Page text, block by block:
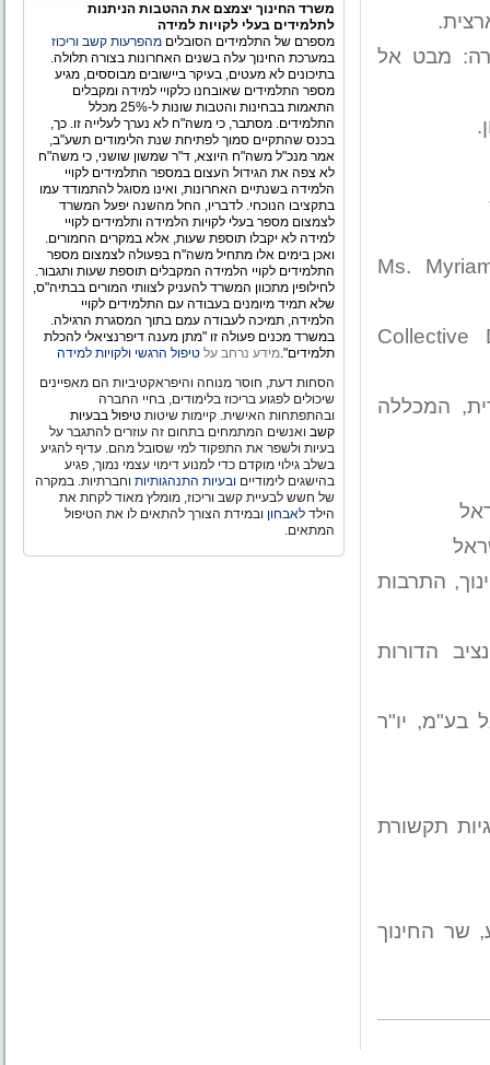
מבט אל
Ms.
Collective
המכללה
התרבות
הדורות
בע"מ, יו"ר
תקשורת
שר החינוך
משרד החינוך יצמצם את ההטבות הניתנות
לתלמידים בעלי לקויות למידה
מספרם של התלמידים הסובלים מהפרעות קשב וריכוז
במערכת החינוך עלה בשנים האחרונות בצורה תלולה.
בתיכונים לא מעטים, בעיקר ביישובים מבוססים, מגיע
מספר התלמידים שאובחנו כלקויי למידה ומקבלים
התאמות בבחינות והטבות שונות ל-25% מכלל
התלמידים. מסתבר, כי משה"ח לא נערך לעלייה זו. כך,
בכנס שהתקיים סמוך לפתיחת שנת הלימודים תשע"ב,
אמר מנכ"ל משה"ח היוצא, ד"ר שמשון שושני, כי משה"ח
לא צפה את הגידול העצום במספר התלמידים לקויי
הלמידה בשנתיים האחרונות, ואינו מסוגל להתמודד עמו
בתקציבו הנוכחי. לדבריו, החל מהשנה יפעל המשרד
לצמצום מספר בעלי לקויות הלמידה ותלמידים לקויי
למידה לא יקבלו תוספת שעות, אלא במקרים החמורים.
ואכן בימים אלו מתחיל משה"ח בפעולה לצמצום מספר
התלמידים לקויי הלמידה המקבלים תוספת שעות ותגבור.
לחילופין מתכוון המשרד להעניק לצוותי המורים בבתיה"ס,
שלא תמיד מיומנים בעבודה עם התלמידים לקויי
הלמידה, תמיכה לעבודה עמם בתוך המסגרת הרגילה.
במשרד מכנים פעולה זו "מתן מענה דיפרנציאלי להכלת
תלמידים".מידע נרחב על טיפול הרגשי ולקויות למידה
הסחות דעת, חוסר מנוחה והיפראקטיביות הם מאפיינים
שיכולים לפגוע בריכוז בלימודים, בחיי החברה
ובהתפתחות האישית. קיימות שיטות טיפול בבעיות
קשב ואנשים המתמחים בתחום זה עוזרים להתגבר על
בעיות ולשפר את התפקוד למי שסובל מהם. עדיף להגיע
בשלב גילוי מוקדם כדי למנוע דימוי עצמי נמוך, פגיע
בהישגים לימודיים ובעיות התנהגותיות וחברתיות. במקרה
של חשש לבעיית קשב וריכוז, מומלץ מאוד לקחת את
הילד לאבחון ובמידת הצורך להתאים לו את הטיפול
המתאים.